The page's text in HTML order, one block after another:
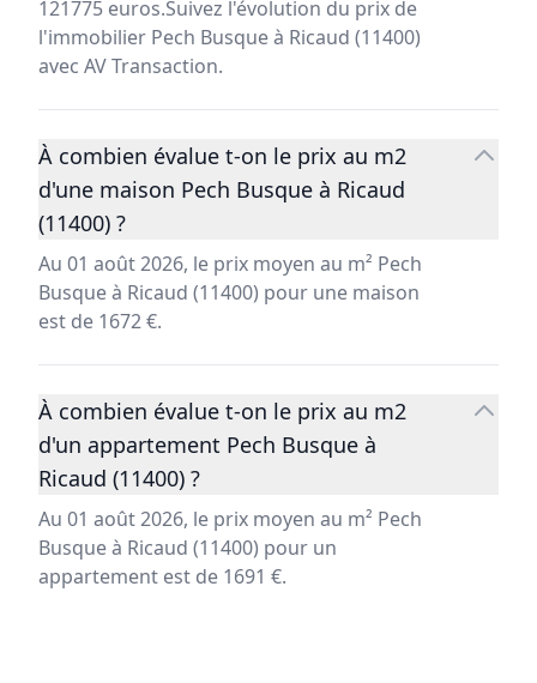
121775 euros.Suivez l'évolution du prix de
l'immobilier Pech Busque à Ricaud (11400)
avec AV Transaction.
À combien évalue t-on le prix au m2
d'une maison Pech Busque à Ricaud
(11400) ?
Au 01 août 2026, le prix moyen au m² Pech
Busque à Ricaud (11400) pour une maison
est de 1672 €.
À combien évalue t-on le prix au m2
d'un appartement Pech Busque à
Ricaud (11400) ?
Au 01 août 2026, le prix moyen au m² Pech
Busque à Ricaud (11400) pour un
appartement est de 1691 €.